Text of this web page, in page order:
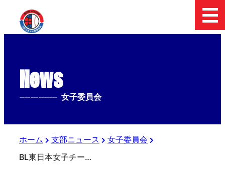
News
-------------- 女子委員会
ホーム 支部ニュース
女子委員会
BL東日本女子チーム 初練習試合